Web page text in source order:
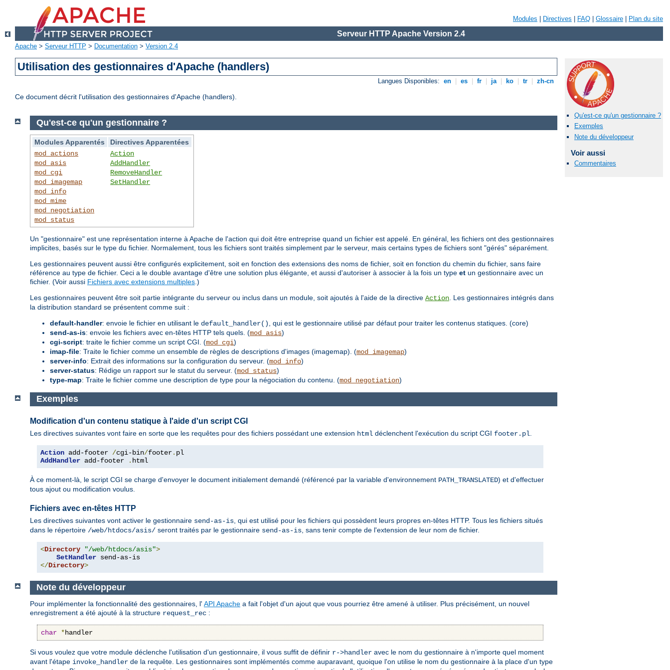
Modules Directives FAQ Glossaire Plan du site
Serveur HTTP Apache Version 2.4
Apache > Serveur HTTP > Documentation > Version 2.4
Utilisation des gestionnaires d'Apache (handlers)
Langues Disponibles: en es fr ja ko tr zh-cn
Ce document décrit l'utilisation des gestionnaires d'Apache (handlers).
Qu'est-ce qu'un gestionnaire ?
Exemples
Note du développeur
Voir aussi
Commentaires
Qu'est-ce qu'un gestionnaire ?
Modules Apparentés
Directives Apparentées
mod_actions
mod_asis
mod_cgi
mod_imagemap
mod_info
mod_mime
mod_negotiation
mod_status
Action
AddHandler
RemoveHandler
SetHandler
Un "gestionnaire" est une représentation interne à Apache de l'action qui doit être entreprise quand un fichier est appelé. En général, les fichiers ont des gestionnaires
implicites, basés sur le type du fichier. Normalement, tous les fichiers sont traités simplement par le serveur, mais certains types de fichiers sont "gérés" séparément.
Les gestionnaires peuvent aussi être configurés explicitement, soit en fonction des extensions des noms de fichier, soit en fonction du chemin du fichier, sans faire
référence au type de fichier. Ceci a le double avantage d'être une solution plus élégante, et aussi d'autoriser à associer à la fois un type et un gestionnaire avec un
fichier. (Voir aussi Fichiers avec extensions multiples .)
Les gestionnaires peuvent être soit partie intégrante du serveur ou inclus dans un module, soit ajoutés à l'aide de la directive Action . Les gestionnaires intégrés dans
la distribution standard se présentent comme suit :
default-handler: envoie le fichier en utilisant le default_handler()
, qui est le gestionnaire utilisé par défaut pour traiter les contenus statiques. (core)
send-as-is: envoie les fichiers avec en-têtes HTTP tels quels. (mod_asis)
cgi-script: traite le fichier comme un script CGI. (mod_cgi)
imap-file: Traite le fichier comme un ensemble de règles de descriptions d'images (imagemap). (mod_imagemap)
server-info: Extrait des informations sur la configuration du serveur. (mod_info)
server-status: Rédige un rapport sur le statut du serveur. (mod_status)
type-map: Traite le fichier comme une description de type pour la négociation du contenu. (mod_negotiation)
Exemples
Modification d'un contenu statique à l'aide d'un script CGI
Les directives suivantes vont faire en sorte que les requêtes pour des fichiers possédant une extension html déclenchent l'exécution du script CGI footer.pl.
Action add-footer /cgi-bin/footer.
AddHandler add-footer . html
À ce moment-là, le script CGI se charge d'envoyer le document initialement demandé (référencé par la variable d'environnement PATH_TRANSLATED) et d'effectuer
tous ajout ou modification voulus.
Fichiers avec en-têtes HTTP
Les directives suivantes vont activer le gestionnaire send-as-is, qui est utilisé pour les fichiers qui possèdent leurs propres en-têtes HTTP. Tous les fichiers situés
dans le répertoire /web/htdocs/asis/ seront traités par le gestionnaire send-as-is, sans tenir compte de l'extension de leur nom de fichier.
<Directory "/web/htdocs/asis">
SetHandler
</Directory>
Note du développeur
Pour implémenter la fonctionnalité des gestionnaires, l' API Apache a fait l'objet d'un ajout que vous pourriez être amené à utiliser. Plus précisément, un nouvel
enregistrement a été ajouté à la structure request_rec :
char *handler
Si vous voulez que votre module déclenche l'utilisation d'un gestionnaire, il vous suffit de définir r->handler avec le nom du gestionnaire à n'importe quel moment
avant l'étape invoke_handler de la requête. Les gestionnaires sont implémentés comme auparavant, quoique l'on utilise le nom du gestionnaire à la place d'un type